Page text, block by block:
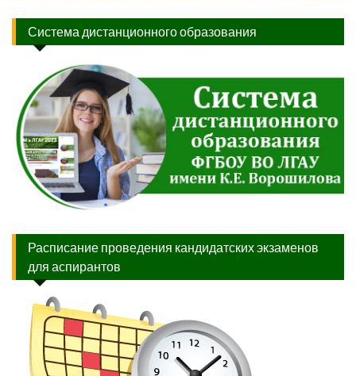
Система дистанционного образования
Расписание проведения кандидатских экзаменов
для аспирантов